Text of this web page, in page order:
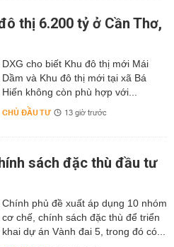
thị 6.200 tỷ ở Cần Thơ,
DXG cho biết Khu đô thị mới Mái
Dầm và Khu đô thị mới tại xã Bá
Hiến không còn phù hợp với...
CHỦ ĐẦU TƯ 13 giờ trước
sách đặc thù đầu tư
Chính phủ đề xuất áp dụng 10 nhóm
cơ chế, chính sách đặc thù để triển
khai dự án Vành đai 5, trong đó có...